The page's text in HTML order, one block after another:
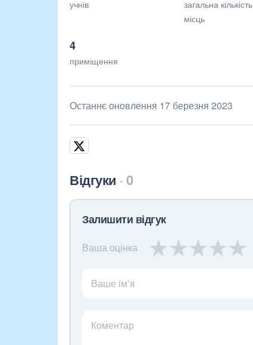
учнів
загальна кількість
місць
4
приміщення
Останнє оновлення 17 березня 2023
Відгуки 0
Залишити відгук
Ваша оцінка
Ваше ім’я
Коментар